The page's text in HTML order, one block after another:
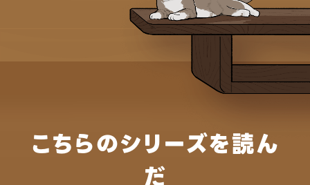
こちらのシリーズを読ん
だ